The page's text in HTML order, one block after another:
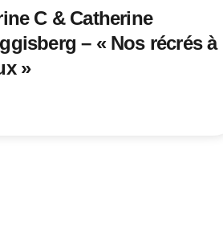
C & Catherine
– « Nos récrés à
»